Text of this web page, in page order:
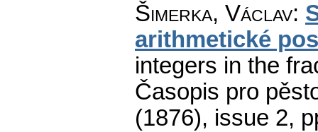
Šimerka, Václav:
arithmetické
integers in the
Časopis pro
(1876), issue 2,